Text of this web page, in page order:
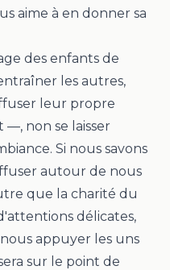
aime à en donner sa
des enfants de
les autres,
leur propre
non se laisser
Si nous savons
autour de nous
que la charité du
délicates,
appuyer les uns
sur le point de